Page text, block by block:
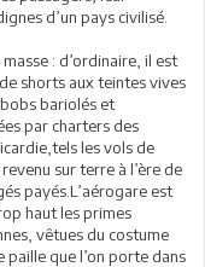
d’un pays civilisé.
: d’ordinaire, il est
shorts aux teintes vives
bariolés et
par charters des
les vols de
sur terre à l’ère de
payés.L’aérogare est
haut les primes
vêtues du costume
que l’on porte dans